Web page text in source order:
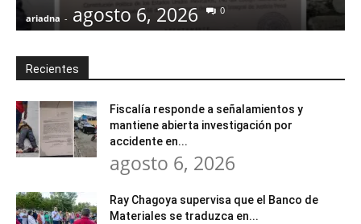
ariadna - agosto 6, 2026 0
Recientes
Fiscalía responde a señalamientos y
mantiene abierta investigación por
accidente en...
agosto 6, 2026
Ray Chagoya supervisa que el Banco de
Materiales se traduzca en...